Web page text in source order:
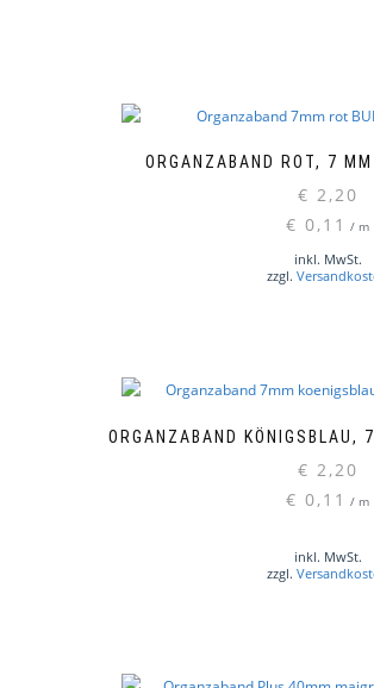
ORGANZABAND ROT, 7
€ 2,20
€ 0,11 / m
inkl. MwSt.
zzgl.
ORGANZABAND KÖNIGSBLAU,
€ 2,20
€ 0,11 / m
inkl. MwSt.
zzgl.